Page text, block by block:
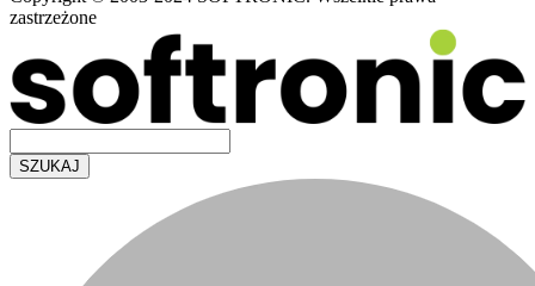
zastrzeżone